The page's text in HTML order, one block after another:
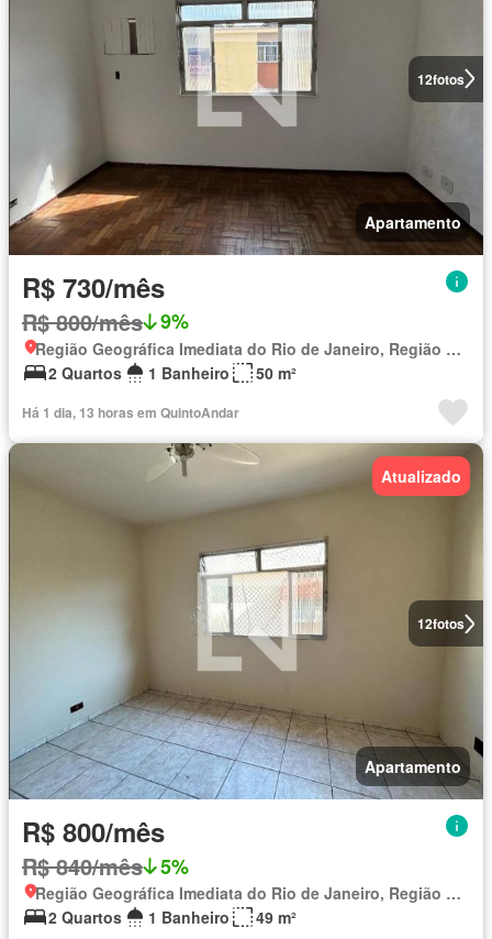
12fotos
Apartamento
R$ 730/mês
R$ 800/mês 9%
Região Geográfica Imediata do Rio de Janeiro, Região Metropolitana do Rio de Janeiro
2 Quartos
1 Banheiro 50 m²
Há 1 dia, 13 horas em QuintoAndar
12fotos
Atualizado
Apartamento
R$ 800/mês
R$ 840/mês 5%
Região Geográfica Imediata do Rio de Janeiro, Região Metropolitana do Rio de Janeiro
2 Quartos
1 Banheiro 49 m²